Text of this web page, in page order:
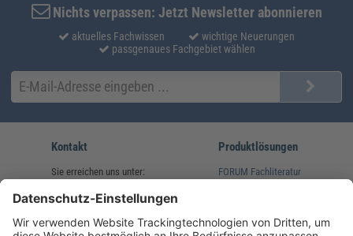
Nichts verpassen: Jetzt Newsletter abonnieren
aktuelles Fachwissen
wichtige Neuerungen
passgenaues Fachgebiet wählen
Kontakt
Sie erreichen uns unter:
(08233) 38 11 23
service@forum-verlag.com
Produktlösungen
FORUM Fachliteratur